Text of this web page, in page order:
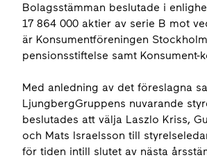
Bolagsstämman beslutade i
17 864 000 aktier av serie B mot
är Konsumentföreningen
pensionsstiftelse samt
Med anledning av det föreslagna
LjungbergGruppens nuvarande
beslutades att välja Laszlo Kriss,
och Mats Israelsson till
för tiden intill slutet av nästa